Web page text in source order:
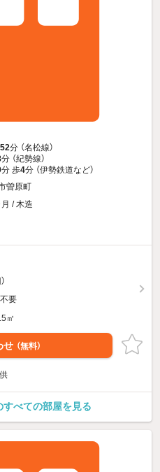
52分 （名松線）
分 （紀勢線）
分 歩4分 （伊勢鉄道など）
曽原町
/ 木造
不要
㎡
せ （無料）
べての部屋を見る